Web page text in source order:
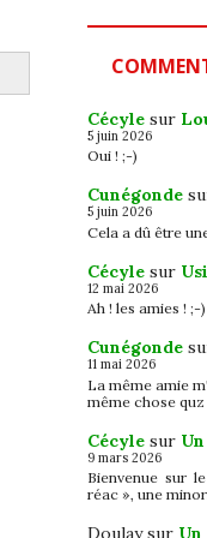
Cécyle sur
5 juin 2026
Oui ! ;-)
Cunégonde
5 juin 2026
Cela a dû être
Cécyle sur
12 mai 2026
Ah ! les amies ! ;-)
Cunégonde
11 mai 2026
La même amie
même chose
Cécyle sur
9 mars 2026
Bienvenue sur
réac », une